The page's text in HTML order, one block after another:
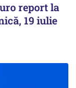
report la
19 iulie